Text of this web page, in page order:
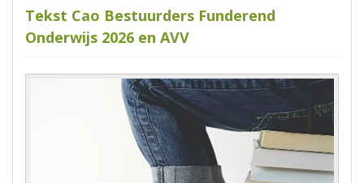
Tekst Cao Bestuurders Funderend
Onderwijs 2026 en AVV